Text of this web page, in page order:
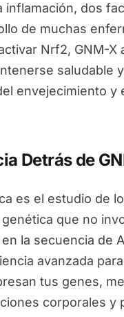
inflamación, dos
de muchas
Nrf2, GNM-X
saludable
envejecimiento y
Detrás de
es el estudio de
que no
la secuencia de
avanzada
tus genes,
corporales y